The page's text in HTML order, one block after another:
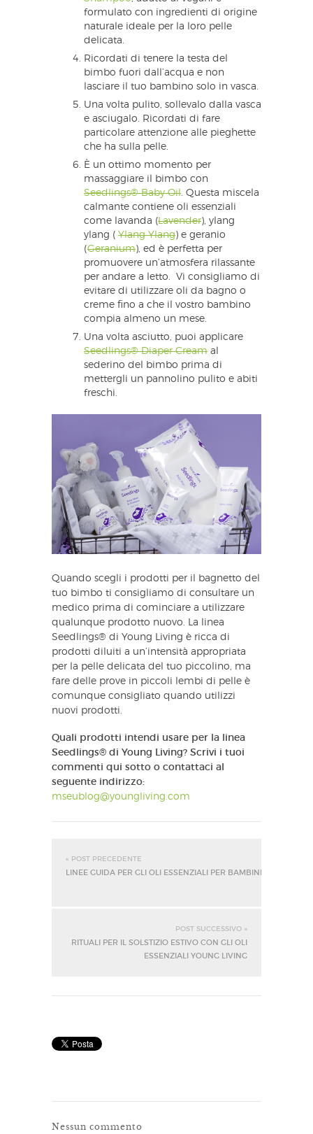
formulato con ingredienti di origine
naturale ideale per la loro pelle
delicata.
Ricordati di tenere la testa del
bimbo fuori dall’acqua e non
lasciare il tuo bambino solo in vasca.
Una volta pulito, sollevalo dalla vasca
e asciugalo. Ricordati di fare
particolare attenzione alle pieghette
che ha sulla pelle.
È un ottimo momento per
massaggiare il bimbo con
Seedlings® Baby Oil. Questa miscela
calmante contiene oli essenziali
come lavanda (Lavender), ylang
ylang ( Ylang Ylang) e geranio
(Geranium), ed è perfetta per
promuovere un’atmosfera rilassante
per andare a letto. Vi consigliamo di
evitare di utilizzare oli da bagno o
creme fino a che il vostro bambino
compia almeno un mese.
Una volta asciutto, puoi applicare
Seedlings® Diaper Cream al
sederino del bimbo prima di
mettergli un pannolino pulito e abiti
freschi.
Quando scegli i prodotti per il bagnetto del
tuo bimbo ti consigliamo di consultare un
medico prima di cominciare a utilizzare
qualunque prodotto nuovo. La linea
Seedlings® di Young Living è ricca di
prodotti diluiti a un’intensità appropriata
per la pelle delicata del tuo piccolino, ma
fare delle prove in piccoli lembi di pelle è
comunque consigliato quando utilizzi
nuovi prodotti.
Quali prodotti intendi usare per la linea
Seedlings® di Young Living? Scrivi i tuoi
commenti qui sotto o contattaci al
seguente indirizzo:
mseublog@youngliving.com
« POST PRECEDENTE
LINEE GUIDA PER GLI OLI ESSENZIALI PER BAMBINI
POST SUCCESSIVO »
RITUALI PER IL SOLSTIZIO ESTIVO CON GLI OLI
ESSENZIALI YOUNG LIVING
Nessun commento